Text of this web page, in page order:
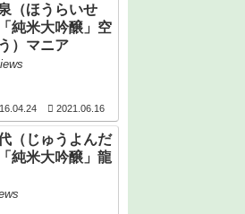
（ほうらいせ
純米大吟醸」空
）マニア
2021.06.16
（じゅうよんだ
純米大吟醸」龍